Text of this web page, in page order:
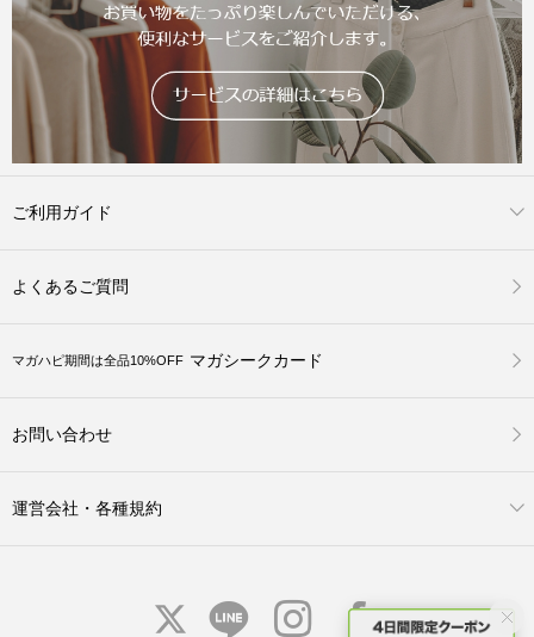
ご利用ガイド
よくあるご質問
マガハピ期間は全品10%OFF マガシークカード
お問い合わせ
運営会社・各種規約